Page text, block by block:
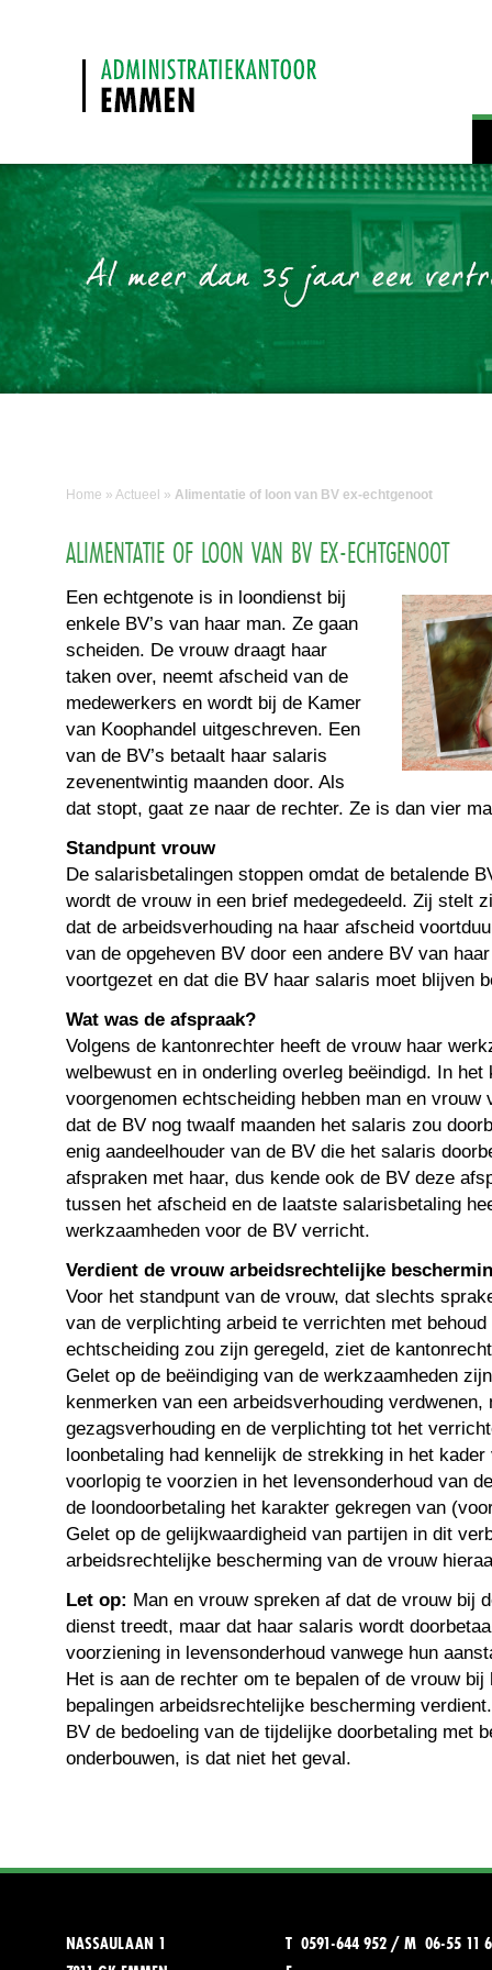
Home » Actueel » Alimentatie of loon van BV ex-echtgenoot
ALIMENTATIE OF LOON VAN BV EX-ECHTGENOOT
Een echtgenote is in loondienst bij
enkele BV’s van haar man. Ze gaan
scheiden. De vrouw draagt haar
taken over, neemt afscheid van de
medewerkers en wordt bij de Kamer
van Koophandel uitgeschreven. Een
van de BV’s betaalt haar salaris
zevenentwintig maanden door. Als
dat stopt, gaat ze naar de rechter. Ze is dan vier
Standpunt vrouw
De salarisbetalingen stoppen omdat de betalende
wordt de vrouw in een brief medegedeeld. Zij stelt
dat de arbeidsverhouding na haar afscheid
van de opgeheven BV door een andere BV van
voortgezet en dat die BV haar salaris moet blijven
Wat was de afspraak?
Volgens de kantonrechter heeft de vrouw haar
welbewust en in onderling overleg beëindigd. In het
voorgenomen echtscheiding hebben man en vrouw
dat de BV nog twaalf maanden het salaris zou
enig aandeelhouder van de BV die het salaris
afspraken met haar, dus kende ook de BV deze
tussen het afscheid en de laatste salarisbetaling
werkzaamheden voor de BV verricht.
Verdient de vrouw arbeidsrechtelijke
Voor het standpunt van de vrouw, dat slechts
van de verplichting arbeid te verrichten met
echtscheiding zou zijn geregeld, ziet de
Gelet op de beëindiging van de werkzaamheden
kenmerken van een arbeidsverhouding verdwenen,
gezagsverhouding en de verplichting tot het
loonbetaling had kennelijk de strekking in het
voorlopig te voorzien in het levensonderhoud van
de loondoorbetaling het karakter gekregen van
Gelet op de gelijkwaardigheid van partijen in dit
arbeidsrechtelijke bescherming van de vrouw
Let op: Man en vrouw spreken af dat de vrouw bij
dienst treedt, maar dat haar salaris wordt
voorziening in levensonderhoud vanwege hun
Het is aan de rechter om te bepalen of de vrouw bij
bepalingen arbeidsrechtelijke bescherming
BV de bedoeling van de tijdelijke doorbetaling met
onderbouwen, is dat niet het geval.
NASSAULAAN 1
T 0591-644 952 / M 06-55 11